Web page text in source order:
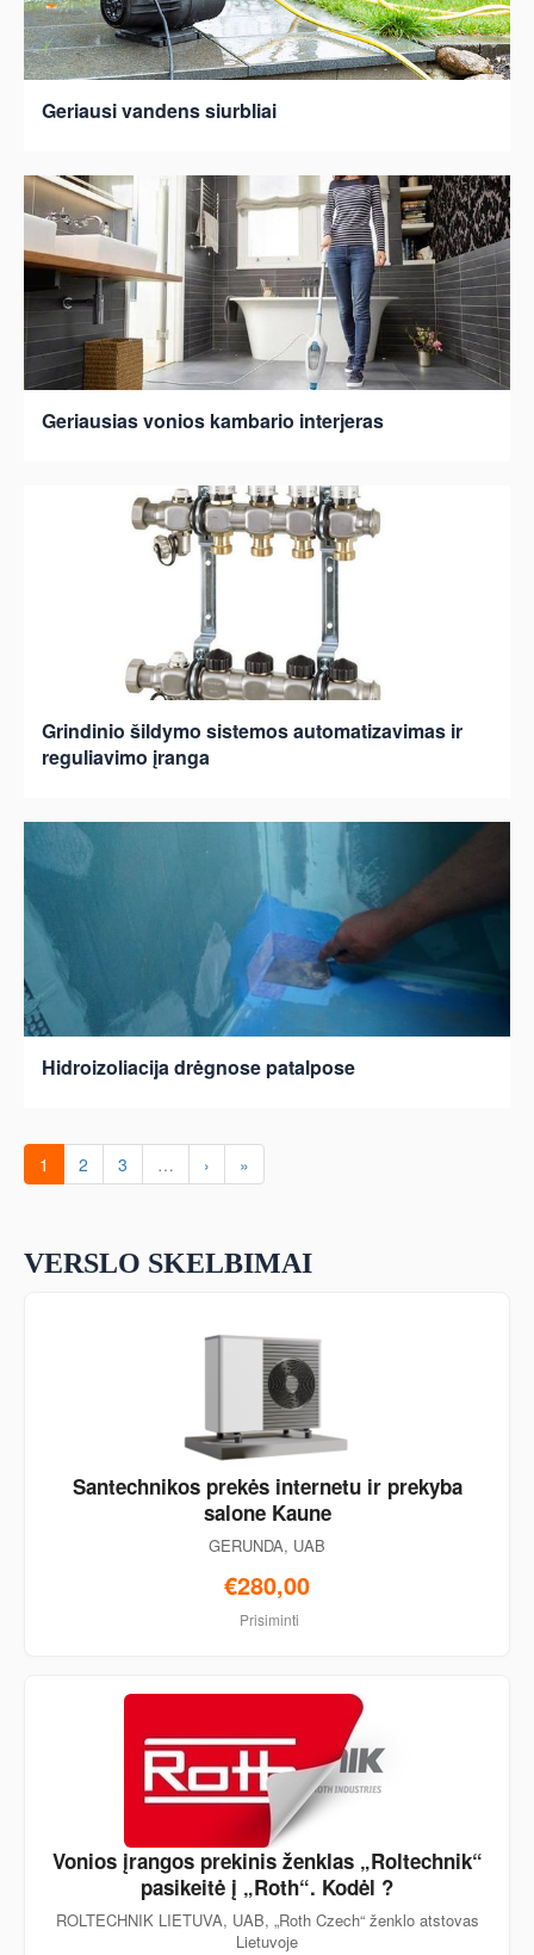
Geriausi vandens siurbliai
Geriausias vonios kambario interjeras
Grindinio šildymo sistemos automatizavimas ir
reguliavimo įranga
Hidroizoliacija drėgnose patalpose
1 2 3 … › »
VERSLO SKELBIMAI
Santechnikos prekės internetu ir prekyba
salone Kaune
GERUNDA, UAB
€280,00
Prisiminti
Vonios įrangos prekinis ženklas „Roltechnik“
pasikeitė į „Roth“. Kodėl ?
ROLTECHNIK LIETUVA, UAB, „Roth Czech“ ženklo atstovas
Lietuvoje